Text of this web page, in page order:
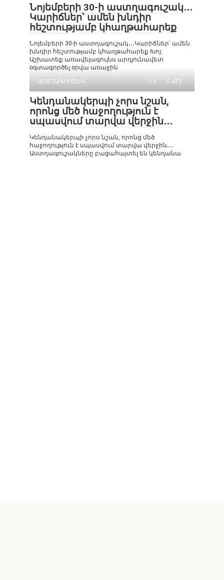
Նոյեմբերի 30-ի աստղագուշակ․․․
Կարիճներ՝ ամեն խնդիր
հեշտությամբ կհաղթահարեք
Նոյեմբերի 30-ի աստղագուշակ․․․Կարիճներ՝ ամեն
խնդիր հեշտությամբ կհաղթահարեք Խոյ:
Աշխատեք առավելագույնս արդյունավետ
օգտագործել օրվա առաջին
ԱՍՏՂԱԳՈՒՇԱԿ
0 472
Կենդանակերպի չորս նշան,
որոնց մեծ հաջողություն է
սպասվում տարվա վերջին․․․
Կենդանակերպի չորս նշան, որոնց մեծ
հաջողություն է սպասվում տարվա վերջին․․․
Աստղագուշակները բացահայտել են կենդանա